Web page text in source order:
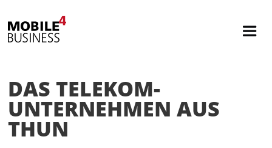
DAS TELEKOM-
UNTERNEHMEN AUS
THUN